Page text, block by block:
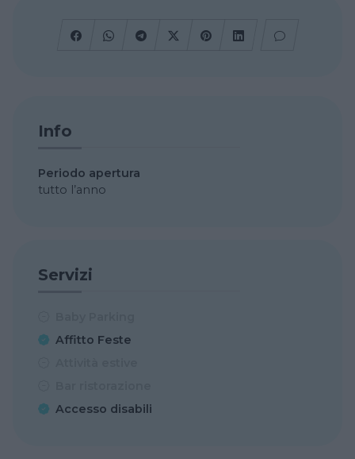
Info
Periodo apertura
tutto l’anno
Servizi
Affitto Feste
Accesso disabili